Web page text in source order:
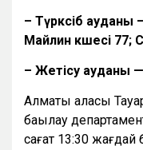
– Түрксіб ауданы
Майлин көшесі 77;
– Жетісу ауданы —
Алматы қаласы
бақылау
сағат 13:30